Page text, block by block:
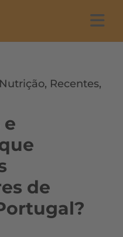
Nutrição, Recentes,
de